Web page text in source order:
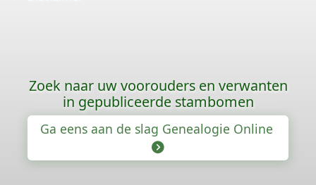
Zoek naar uw voorouders en verwanten
in gepubliceerde stambomen
Ga eens aan de slag Genealogie Online